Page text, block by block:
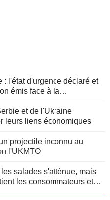
: l'état d'urgence déclaré et
émis face à la
et de l'Ukraine
leurs liens économiques
projectile inconnu au
l'UKMTO
salades s'atténue, mais
les consommateurs et